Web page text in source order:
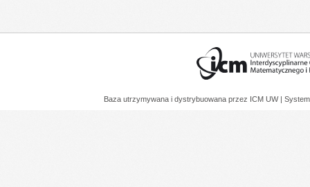
Baza utrzymywana i dystrybuowana przez ICM UW |